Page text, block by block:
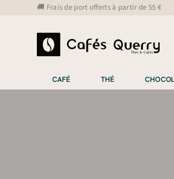
🚚 Frais de port offerts à partir de 55 €
CAFÉ THÉ